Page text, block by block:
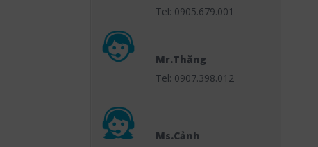
Tel: 0905.679.001
Mr.Thắng
Tel: 0907.398.012
Ms.Cảnh